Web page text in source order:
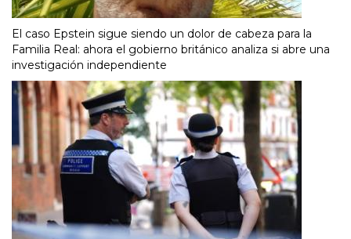
El caso Epstein sigue siendo un dolor de cabeza para la
Familia Real: ahora el gobierno británico analiza si abre una
investigación independiente